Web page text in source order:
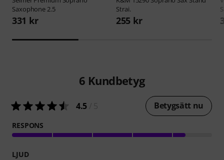
Saxophone 2.5
331 kr
Strai.
255 kr
6 Kundbetyg
4.5 Betygsätt nu
RESPONS
LJUD